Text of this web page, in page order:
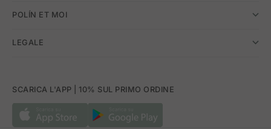
POLÍN ET MOI
LEGALE
SCARICA L'APP | 10% SUL PRIMO ORDINE